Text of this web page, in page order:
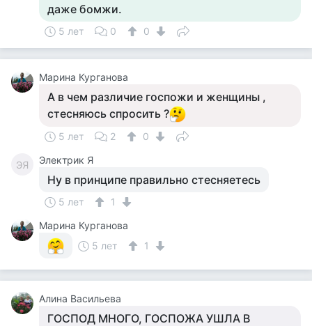
даже бомжи.
5 лет 0 0
Марина Курганова
А в чем различие госпожи и женщины ,
стесняюсь спросить ?
5 лет 2 0
ЭЯ Электрик Я
Ну в принципе правильно стесняетесь
5 лет
1
Марина Курганова
5 лет
1
Алина Васильева
ГОСПОД МНОГО, ГОСПОЖА УШЛА В